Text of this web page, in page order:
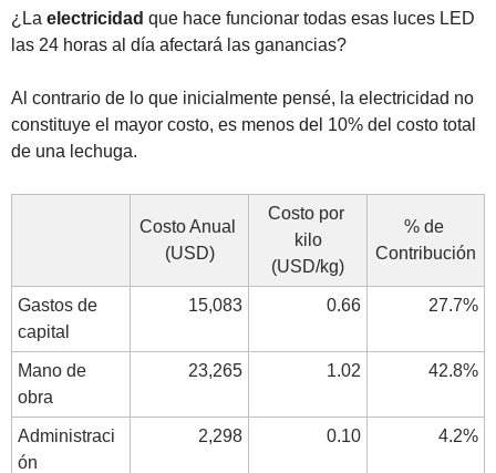
¿La electricidad que hace funcionar todas esas luces LED
las 24 horas al día afectará las ganancias?
Al contrario de lo que inicialmente pensé, la electricidad no
constituye el mayor costo, es menos del 10% del costo total
de una lechuga.
Costo Anual
(USD)
Costo por
kilo
(USD/kg)
% de
Contribución
Gastos de
capital
15,083 0.66 27.7%
Mano de
obra
23,265 1.02 42.8%
Administraci
ón
2,298 0.10 4.2%